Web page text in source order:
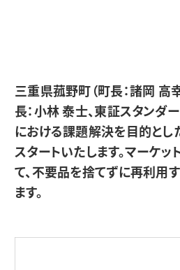
三重県菰野町（町長：諸岡 高
長：小林 泰士、東証スタンダ
における課題解決を目的とし
スタートいたします。マーケ
て、不要品を捨てずに再利用
ます。